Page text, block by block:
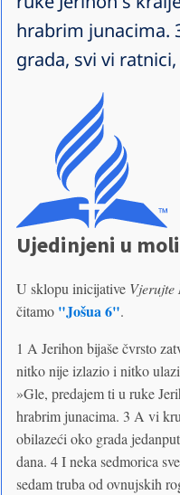
hrabrim junacima.
grada, svi vi
Ujedinjeni u
U sklopu inicijative Vjerujte
čitamo "Jošua 6".
1 A Jerihon bijaše čvrsto
nitko nije izlazio i nitko
»Gle, predajem ti u ruke
hrabrim junacima. 3 A vi
obilazeći oko grada
dana. 4 I neka sedmorica
sedam truba od ovnujskih